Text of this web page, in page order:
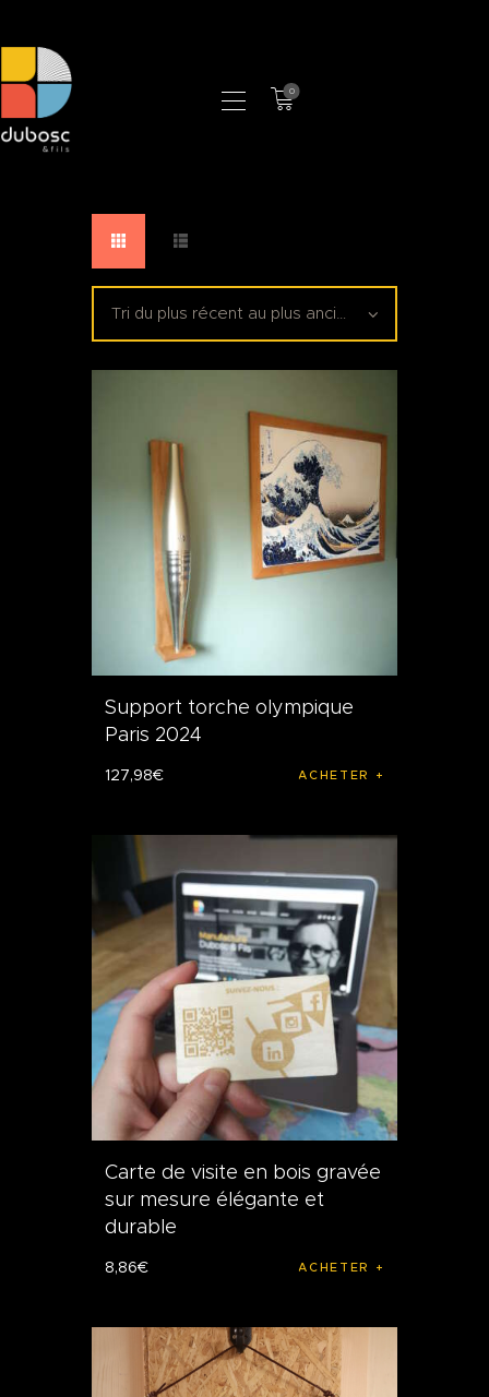
0
CONTACT
Support torche olympique
Paris 2024
127,98€ ACHETER
Carte de visite en bois gravée
sur mesure élégante et
durable
8,86€ ACHETER